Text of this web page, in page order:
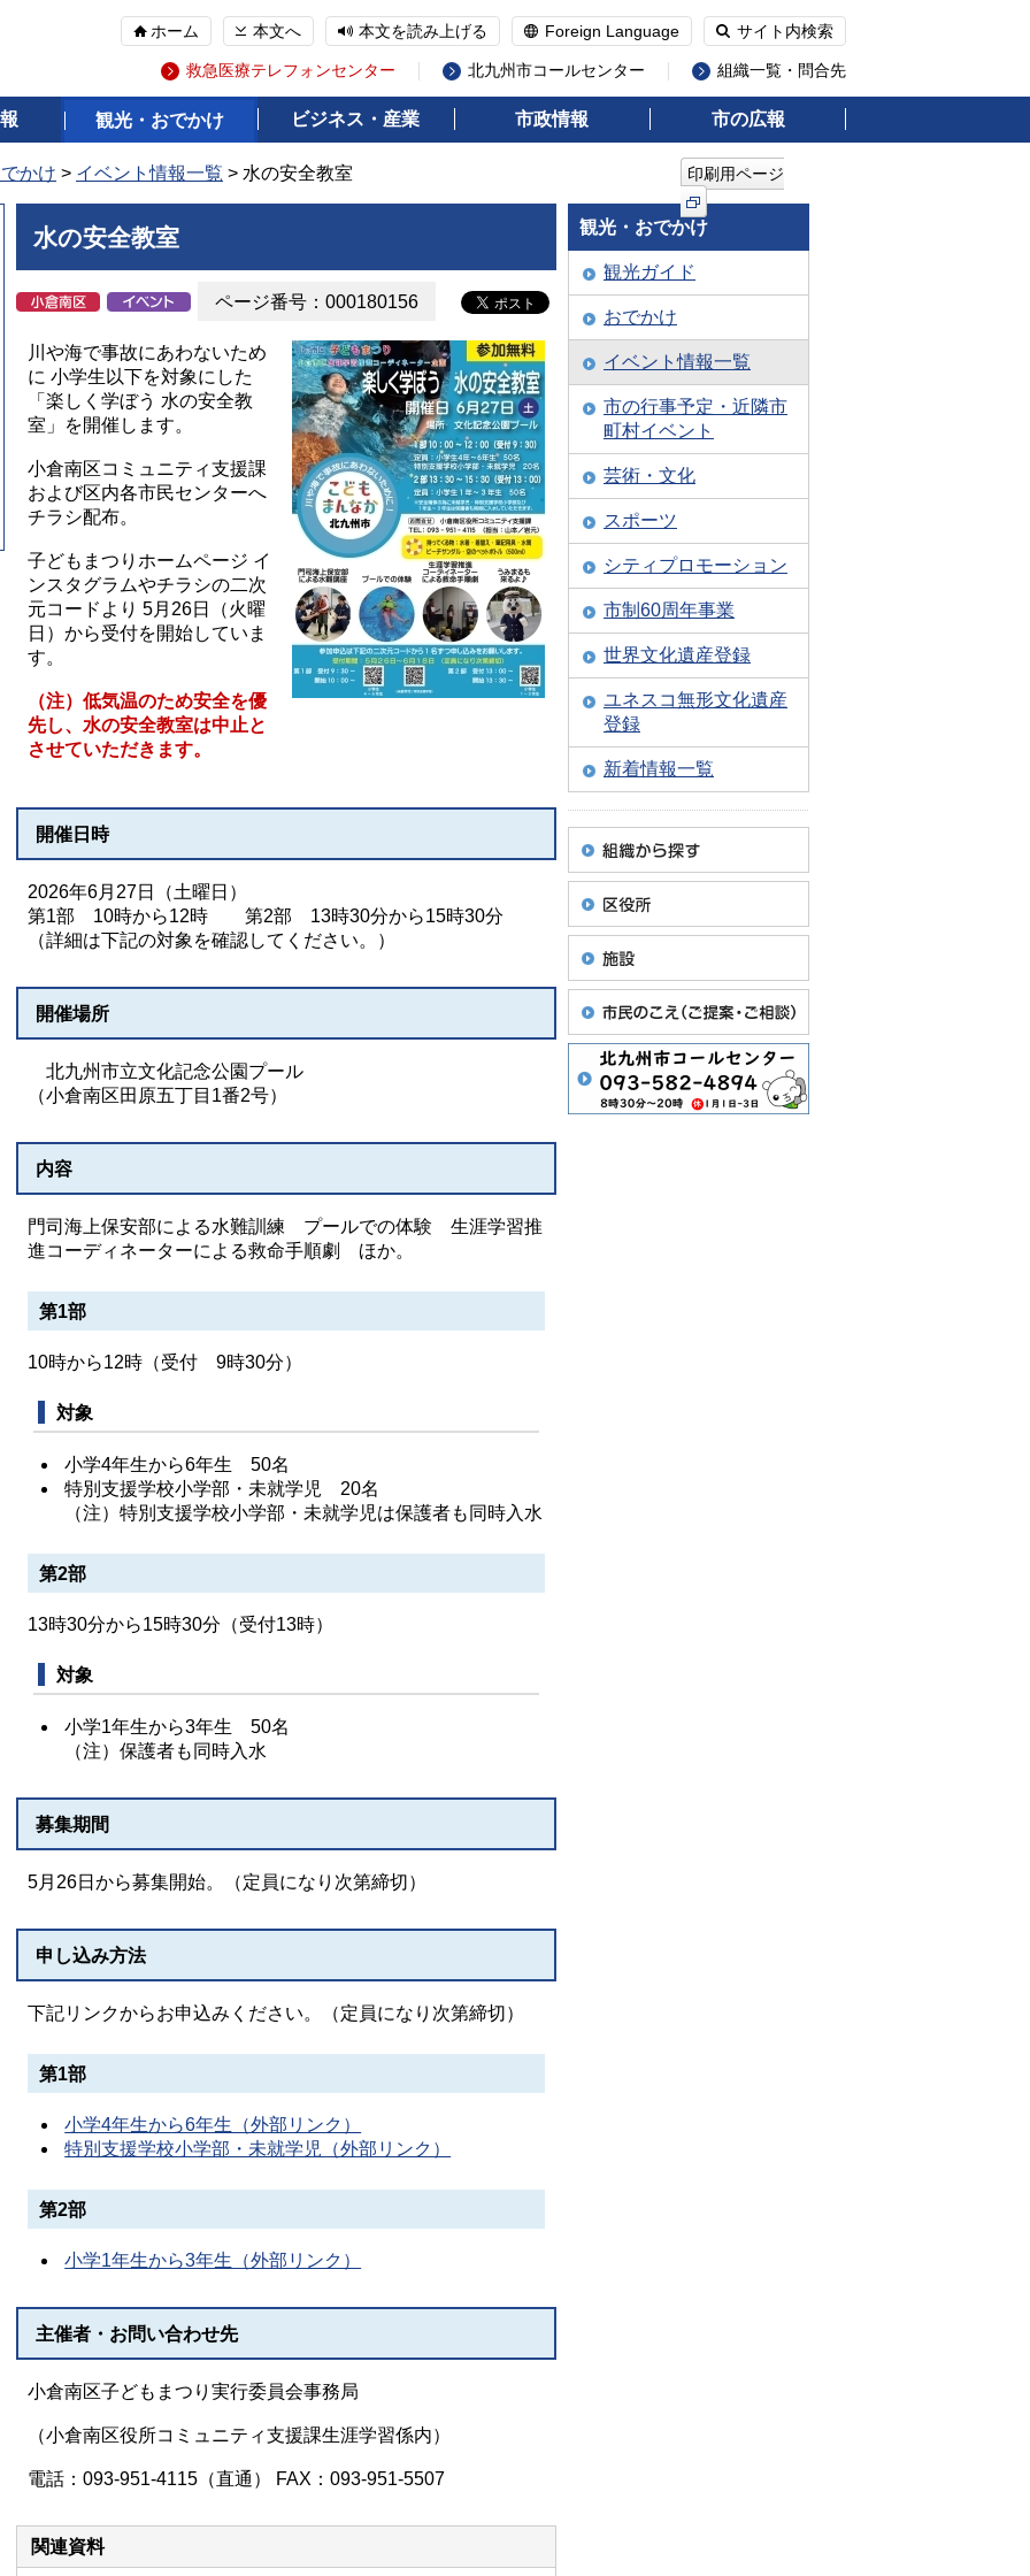
ホーム 本文へ 本文を読み上げる Foreign Language サイト内検索
救急医療テレフォンセンター 北九州市コールセンター 組織一覧・問合先
観光・おでかけ ビジネス・産業 市政情報 市の広報
かけ > イベント情報一覧 > 水の安全教室 印刷用ページ
水の安全教室
ページ番号：000180156
川や海で事故にあわないため
に 小学生以下を対象にした
「楽しく学ぼう 水の安全教
室」を開催します。
小倉南区コミュニティ支援課
および区内各市民センターへ
チラシ配布。
子どもまつりホームページ イ
ンスタグラムやチラシの二次
元コードより 5月26日（火曜
日）から受付を開始していま
す。
（注）低気温のため安全を優
先し、水の安全教室は中止と
させていただきます。
開催日時
2026年6月27日（土曜日）
第1部 10時から12時 第2部 13時30分から15時30分
（詳細は下記の対象を確認してください。）
開催場所
北九州市立文化記念公園プール
（小倉南区田原五丁目1番2号）
内容
門司海上保安部による水難訓練 プールでの体験 生涯学習推
進コーディネーターによる救命手順劇 ほか。
​第1部
10時から12時（受付 9時30分）
対象
小学4年生から6年生 50名
特別支援学校小学部・未就学児 20名
（注）特別支援学校小学部・未就学児は保護者も同時入水
第2部
13時30分から15時30分（受付13時）
対象
小学1年生から3年生 50名
（注）保護者も同時入水
募集期間
​5月26日から募集開始。（定員になり次第締切）
申し込み方法
下記リンクからお申込みください。（定員になり次第締切）
第1部
小学4年生から6年生（外部リンク）
特別支援学校小学部・未就学児（外部リンク）
第2部
小学1年生から3年生（外部リンク）
主催者・お問い合わせ先
小倉南区子どもまつり実行委員会事務局
（小倉南区役所コミュニティ支援課生涯学習係内）
電話：093-951-4115（直通） FAX：093-951-5507
関連資料
観光・おでかけ
観光ガイド
おでかけ
イベント情報一覧
市の行事予定・近隣市
町村イベント
芸術・文化
スポーツ
シティプロモーション
市制60周年事業
世界文化遺産登録
ユネスコ無形文化遺産
登録
新着情報一覧